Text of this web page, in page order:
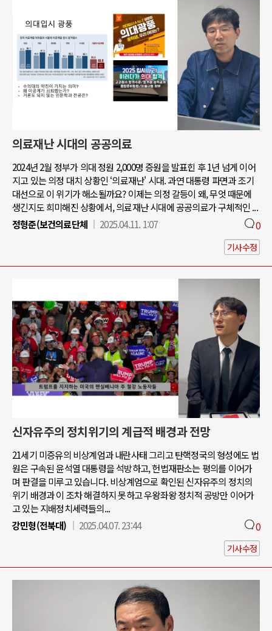
의료재난 시대의 공공의료
2024년 2월 정부가 의대 정원 2,000명 증원을 발표힌 후 1년 넘게 이어
지고 있는 의정 대치 상황인 ‘의료재난' 시대. 과연 대통령 파면과 조기
대선으로 이 위기가 해소될까요? 이제는 의정 갈등이 왜, 무엇 때문에
생긴지도 희미해진 상황에서, 의료재난 시대에 공공의료가 구체적인 ...
정형준(보건의료단체
2025.04.11. 1:07 0
기사수정
신자유주의 정치위기의 계급적 배경과 전망
21세기 미증유의 비상계엄과 내란사태 그리고 탄핵정국의 형성에도 법
원은 구속된 윤석열 대통령을 석방하고, 헌법재판소는 평의를 이어가
며 판결을 미루고 있습니다. 비상계엄으로 확인된 신자유주의 정치의
위기 배경과 이 조차 해결하지 못하고 우왕좌왕 정치적 공방만 이어가
고 있는 지배정치세력들의...
강민형(전북대)
2025.04.07. 23:44 0
기사수정